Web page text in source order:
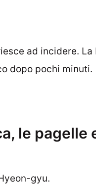
ad incidere. La
dopo pochi minuti.
le pagelle
gyu.